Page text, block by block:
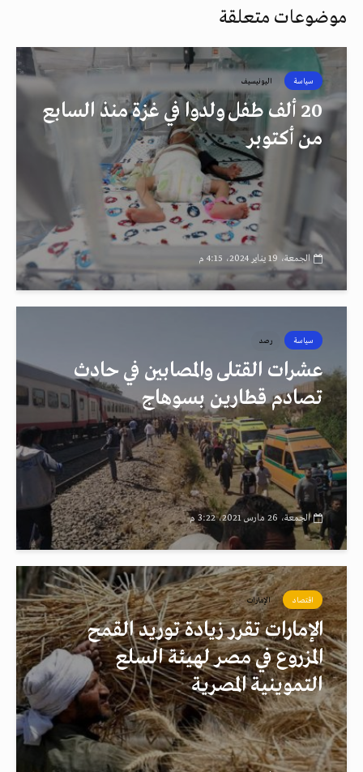
موضوعات متعلقة
سياسة اليونيسيف
20 ألف طفل ولدوا في غزة منذ السابع
من أكتوبر
الجمعة، 19 يناير 2024، 4:15 م
سياسة رصد
عشرات القتلى والمصابين في حادث
تصادم قطارين بسوهاج
الجمعة، 26 مارس 2021، 3:22 م
اقتصاد الإمارات
الإمارات تقرر زيادة توريد القمح
المزروع في مصر لهيئة السلع
التموينية المصرية